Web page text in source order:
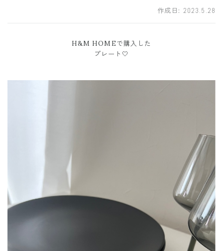
作成日: 2023.5.28
H&M HOMEで購入した
プレート🤍